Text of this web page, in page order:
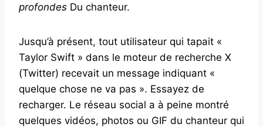
profondes Du chanteur.
Jusqu’à présent, tout utilisateur qui tapait «
Taylor Swift » dans le moteur de recherche X
(Twitter) recevait un message indiquant «
quelque chose ne va pas ». Essayez de
recharger. Le réseau social a à peine montré
quelques vidéos, photos ou GIF du chanteur qui